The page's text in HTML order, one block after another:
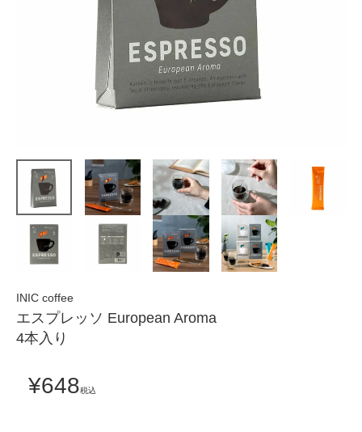
INIC coffee
エスプレッソ European Aroma
4本入り
¥648税込